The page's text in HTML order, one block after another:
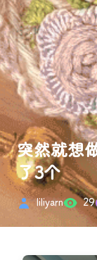
突然就想
了3个
liliyarn 29